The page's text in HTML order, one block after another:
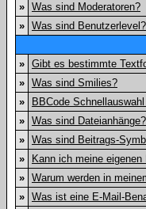
» Was sind Moderatoren?
» Was sind Benutzerlevel?
» Gibt es bestimmte
» Was sind Smilies?
»
BBCode
» Was sind Dateianhänge?
» Was sind Beitrags-
»
Kann ich meine eigenen
» Warum werden in
» Was ist eine E-Mail-